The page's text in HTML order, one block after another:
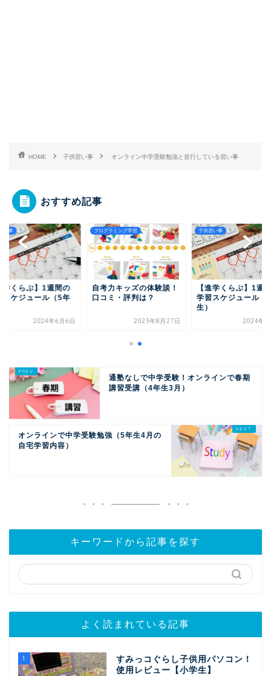
HOME 子供習い事 オンライン中学受験勉強と並行している習い事
おすすめ記事
い事
学くらぶ】1週間の
スケジュール（5年
2024年6月6日
プログラミング学習
自考力キッズの体験談！
口コミ・評判は？
2023年8月27日
子供習い事
【進学くらぶ】1週
学習スケジュール（
生）
2024年6
通塾なしで中学受験！オンラインで春期
講習受講（4年生3月）
オンラインで中学受験勉強（5年生4月の
自宅学習内容）
キーワードから記事を探す
よく読まれている記事
1
すみっコぐらし子供用パソコン！
使用レビュー【小学生】